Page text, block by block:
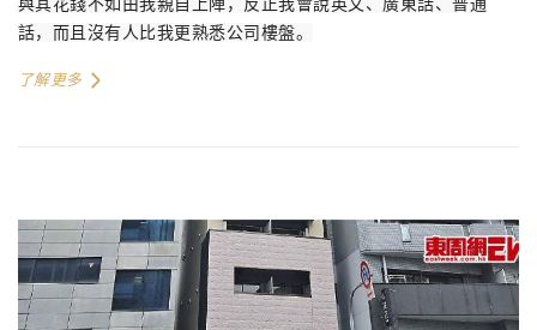
與其花錢不如由我親自上陣，反正我會說英文、廣東話、普通
話，而且沒有人比我更熟悉公司樓盤。
了解更多